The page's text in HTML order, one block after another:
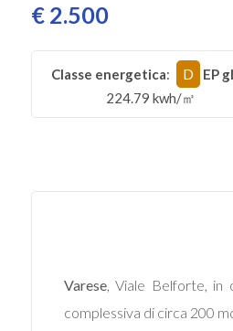
€ 2.500
Classe energetica: D EP
224.79 kwh/㎡
Varese, Viale Belforte, in
complessiva di circa 200
Prezzo